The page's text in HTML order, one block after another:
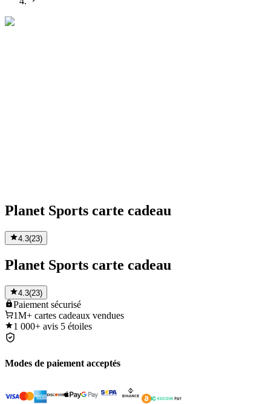
Planet Sports carte cadeau
4.3(23)
Planet Sports carte cadeau
4.3(23)
Paiement sécurisé
1M+ cartes cadeaux vendues
1 000+ avis 5 étoiles
Modes de paiement acceptés